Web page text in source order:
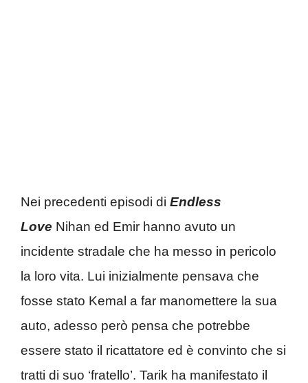
Nei precedenti episodi di Endless
Love Nihan ed Emir hanno avuto un
incidente stradale che ha messo in pericolo
la loro vita. Lui inizialmente pensava che
fosse stato Kemal a far manomettere la sua
auto, adesso però pensa che potrebbe
essere stato il ricattatore ed è convinto che si
tratti di suo ‘fratello’. Tarik ha manifestato il